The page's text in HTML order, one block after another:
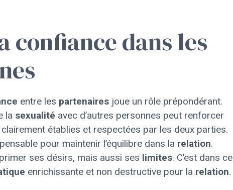
confiance dans les
entre les partenaires joue un rôle prépondérant.
la sexualité avec d’autres personnes peut renforcer
établies et respectées par les deux parties.
pour maintenir l’équilibre dans la relation.
ses désirs, mais aussi ses limites. C’est dans ce
enrichissante et non destructive pour la relation.